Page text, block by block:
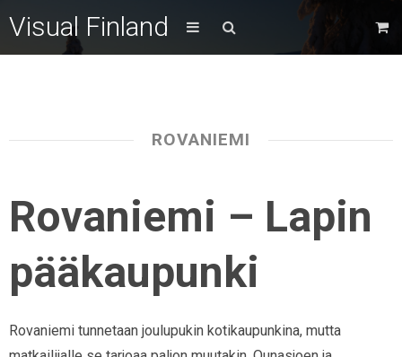
Visual Finland
ROVANIEMI
Rovaniemi – Lapin
pääkaupunki
Rovaniemi tunnetaan joulupukin kotikaupunkina, mutta